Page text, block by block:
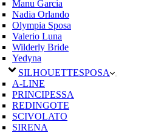
Manu Garcia
Nadia Orlando
Olympia Sposa
Valerio Luna
Wilderly Bride
Yedyna
SILHOUETTESPOSA
A-LINE
PRINCIPESSA
REDINGOTE
SCIVOLATO
SIRENA